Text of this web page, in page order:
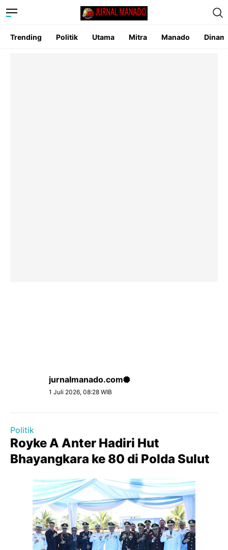
Trending Politik Utama Mitra Manado
jurnalmanado.com
1 Juli 2026, 08:28 WIB
Politik
Royke A Anter Hadiri Hut
Bhayangkara ke 80 di Polda Sulut